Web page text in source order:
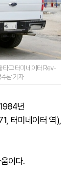
타고 터미네이터 Rev-
남 기자
년
터미네이터 역),
이다.